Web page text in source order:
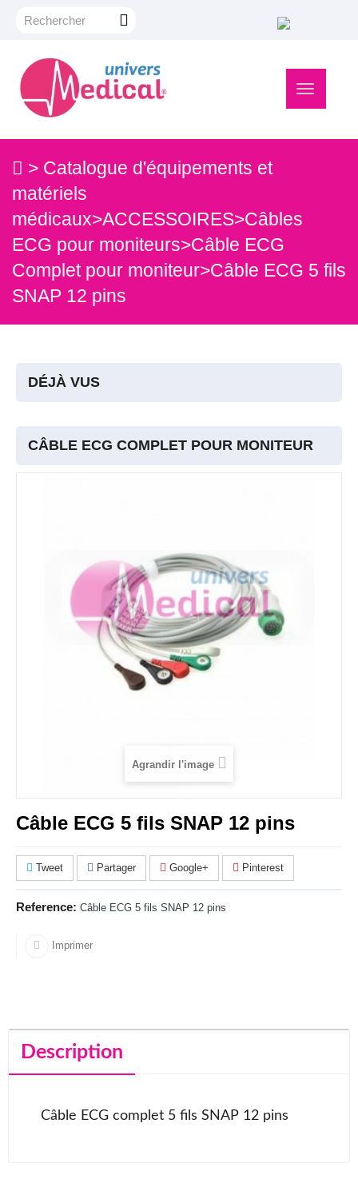
Navigation
> Catalogue d'équipements et
matériels
médicaux>ACCESSOIRES>Câbles
ECG pour moniteurs>Câble ECG
Complet pour moniteur>Câble ECG 5 fils
SNAP 12 pins
DÉJÀ VUS
CÂBLE ECG COMPLET POUR MONITEUR
Agrandir l'image
Câble ECG 5 fils SNAP 12 pins
Tweet Partager Google+ Pinterest
Reference: Câble ECG 5 fils SNAP 12 pins
Imprimer
Description
Câble ECG complet 5 fils SNAP 12 pins